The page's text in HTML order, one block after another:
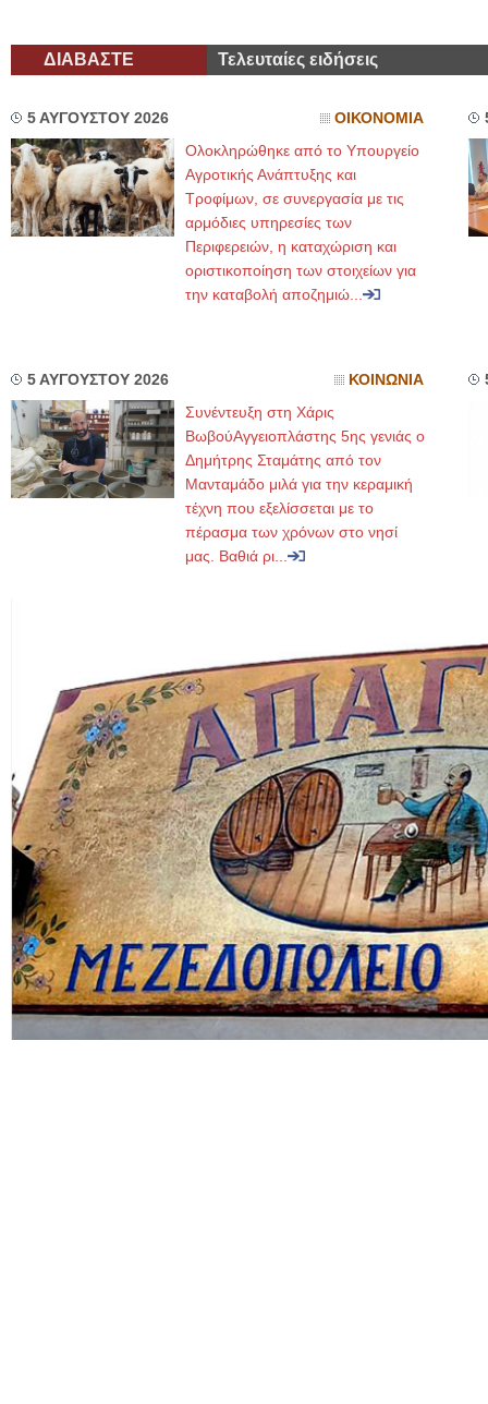
ΔΙΑΒΑΣΤΕ Τελευταίες ειδήσεις
5 ΑΥΓΟΥΣΤΟΥ 2026 ΟΙΚΟΝΟΜΙΑ
Ολοκληρώθηκε από το Υπουργείο
Αγροτικής Ανάπτυξης και
Τροφίμων, σε συνεργασία με τις
αρμόδιες υπηρεσίες των
Περιφερειών, η καταχώριση και
οριστικοποίηση των στοιχείων για
την καταβολή αποζημιώ...
5 ΑΥΓΟΥΣΤΟΥ 2026 ΚΟΙΝΩΝΙΑ
Συνέντευξη στη Χάρις
ΒωβούΑγγειοπλάστης 5ης γενιάς ο
Δημήτρης Σταμάτης από τον
Μανταμάδο μιλά για την κεραμική
τέχνη που εξελίσσεται με το
πέρασμα των χρόνων στο νησί
μας. Βαθιά ρι...